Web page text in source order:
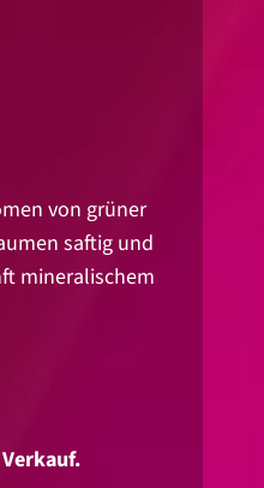
von grüner
saftig und
mineralischem